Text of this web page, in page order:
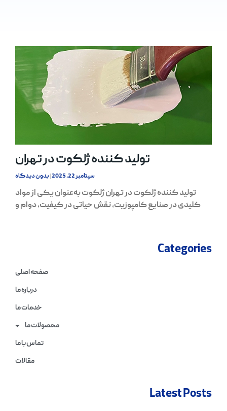
تولید کننده ژلکوت در تهران
سپتامبر 22, 2025 بدون دیدگاه
تولید کننده ژلکوت در تهران ژلکوت به‌عنوان یکی از مواد
کلیدی در صنایع کامپوزیت، نقش حیاتی در کیفیت، دوام و
Categories
صفحه اصلی
درباره ما
خدمات ما
محصولات ما
تماس با ما
مقالات
Latest Posts